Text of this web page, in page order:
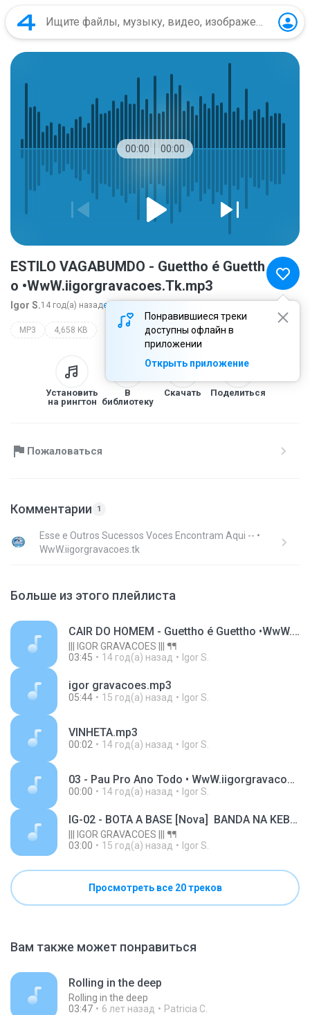
00:00 00:00
Понравившиеся треки
доступны офлайн в
приложении
Открыть приложение
ESTILO VAGABUMDO - Guettho é Guetth
o •WwW.iigorgravacoes.Tk.mp3
Igor S.14 год(а) назадещё...
MP3 4,658 KB
Установить
на рингтон
В
библиотеку
Скачать Поделиться
Пожаловаться
Комментарии 1
Esse e Outros Sucessos Voces Encontram Aqui -- •
WwW.iigorgravacoes.tk
Больше из этого плейлиста
CAIR DO HOMEM - Guettho é Guettho •WwW.iigorgravacoes.Tk.mp3
||| IGOR GRAVACOES ||| ᖳᖳ
03:45
14 год(а) назад Igor S.
igor gravacoes.mp3
05:44 15 год(а) назад Igor S.
VINHETA.mp3
00:02 14 год(а) назад Igor S.
03 - Pau Pro Ano Todo • WwW.iigorgravacoes.Tk.mp3
00:00 14 год(а) назад Igor S.
IG-02 - BOTA A BASE [Nova]  BANDA NA KEBRADA 2011
||| IGOR GRAVACOES ||| ᖳᖳ
03:00
15 год(а) назад Igor S.
Просмотреть все 20 треков
Вам также может понравиться
Rolling in the deep
Rolling in the deep
03:47
6 лет назад Patricia C.